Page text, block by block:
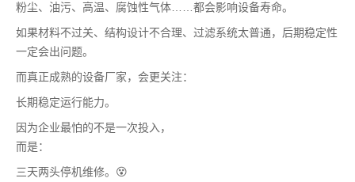
粉尘、油污、高温、腐蚀性气体……都会影响设备寿命。
如果材料不过关、结构设计不合理、过滤系统太普通，后期稳定性
一定会出问题。
而真正成熟的设备厂家，会更关注：
长期稳定运行能力。
因为企业最怕的不是一次投入，
而是：
三天两头停机维修。😵